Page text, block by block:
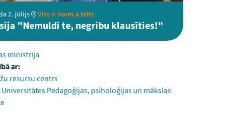
2. jūlijs Viss ir norm.a telts
"Nemuldi te, negribu klausīties!"
ministrija
ar:
resursu centrs
Universitātes Pedagoģijas, psiholoģijas un mākslas